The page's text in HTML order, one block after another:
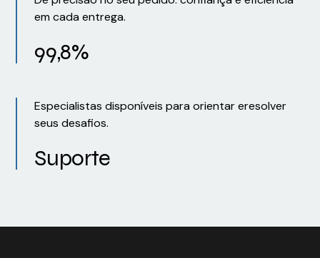
em cada entrega.
99,8%
Especialistas disponíveis para orientar eresolver
seus desafios.
Suporte